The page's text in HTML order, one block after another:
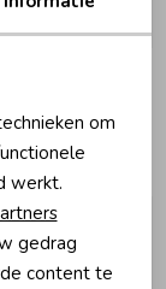
om
werkt.
gedrag
content te